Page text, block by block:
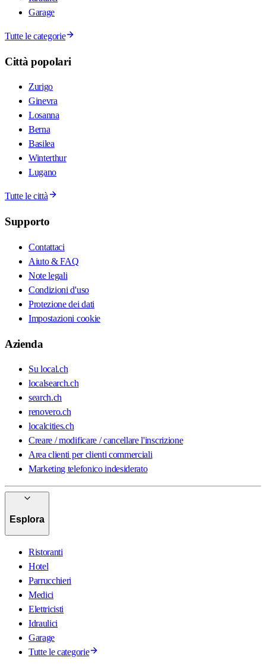
Garage
Tutte le categorie
Città popolari
Zurigo
Ginevra
Losanna
Berna
Basilea
Winterthur
Lugano
Tutte le città
Supporto
Contattaci
Aiuto & FAQ
Note legali
Condizioni d'uso
Protezione dei dati
Impostazioni cookie
Azienda
Su local.ch
localsearch.ch
search.ch
renovero.ch
localcities.ch
Creare / modificare / cancellare l'inscrizione
Area clienti per clienti commerciali
Marketing telefonico indesiderato
Esplora
Ristoranti
Hotel
Parrucchieri
Medici
Elettricisti
Idraulici
Garage
Tutte le categorie